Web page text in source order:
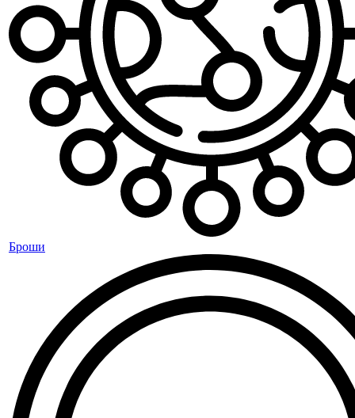
Броши